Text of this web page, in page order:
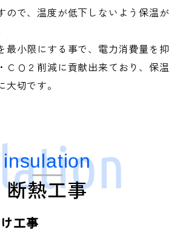
ので、温度が低下しないよう保温が
最小限にする事で、電力消費量を抑
ＣＯ２削減に貢献出来ており、保温
切です。
insulation
断熱工事
工事